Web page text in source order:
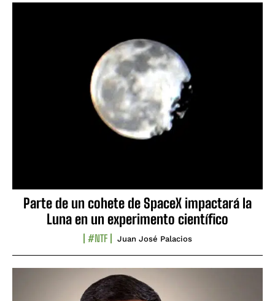
Parte de un cohete de SpaceX impactará la
Luna en un experimento científico
#NTF Juan José Palacios